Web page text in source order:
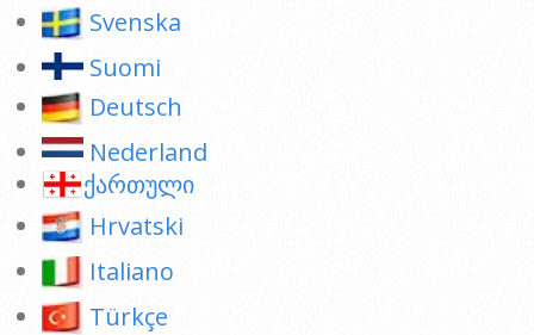
Svenska
Suomi
Deutsch
Nederland
ქართული
Hrvatski
Italiano
Türkçe